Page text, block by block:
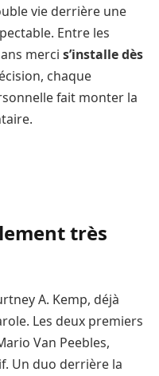
vie derrière une
Entre les
merci s’installe dès
chaque
fait monter la
très
A. Kemp, déjà
Les deux premiers
Van Peebles,
Un duo derrière la